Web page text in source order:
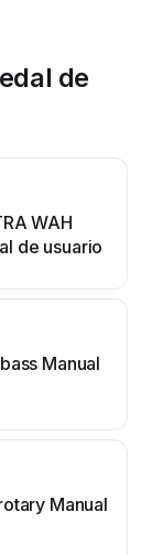
de
WAH
de usuario
Manual
Manual